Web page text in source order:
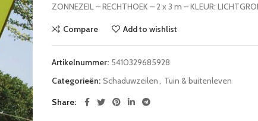
ZONNEZEIL – RECHTHOEK – 2 x 3 m – KLEUR:
Compare Add to wishlist
Artikelnummer: 5410329685928
Categorieën: Schaduwzeilen, Tuin & buitenleven
Share